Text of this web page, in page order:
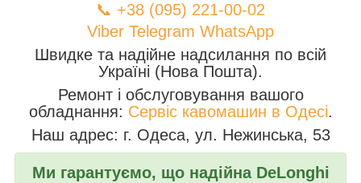
📞 +38 (095) 221-00-02
Viber Telegram WhatsApp
Швидке та надійне надсилання по всій
Україні (Нова Пошта).
Ремонт і обслуговування вашого
обладнання: Сервіс кавомашин в Одесі.
Наш адрес: г. Одеса, ул. Нежинська, 53
Ми гарантуємо, що надійна DeLonghi